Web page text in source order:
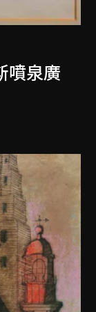
噴泉廣